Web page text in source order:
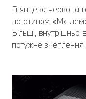
Глянцева червона
логотипом «M»
Більші, внутрішньо
потужне зчеплення